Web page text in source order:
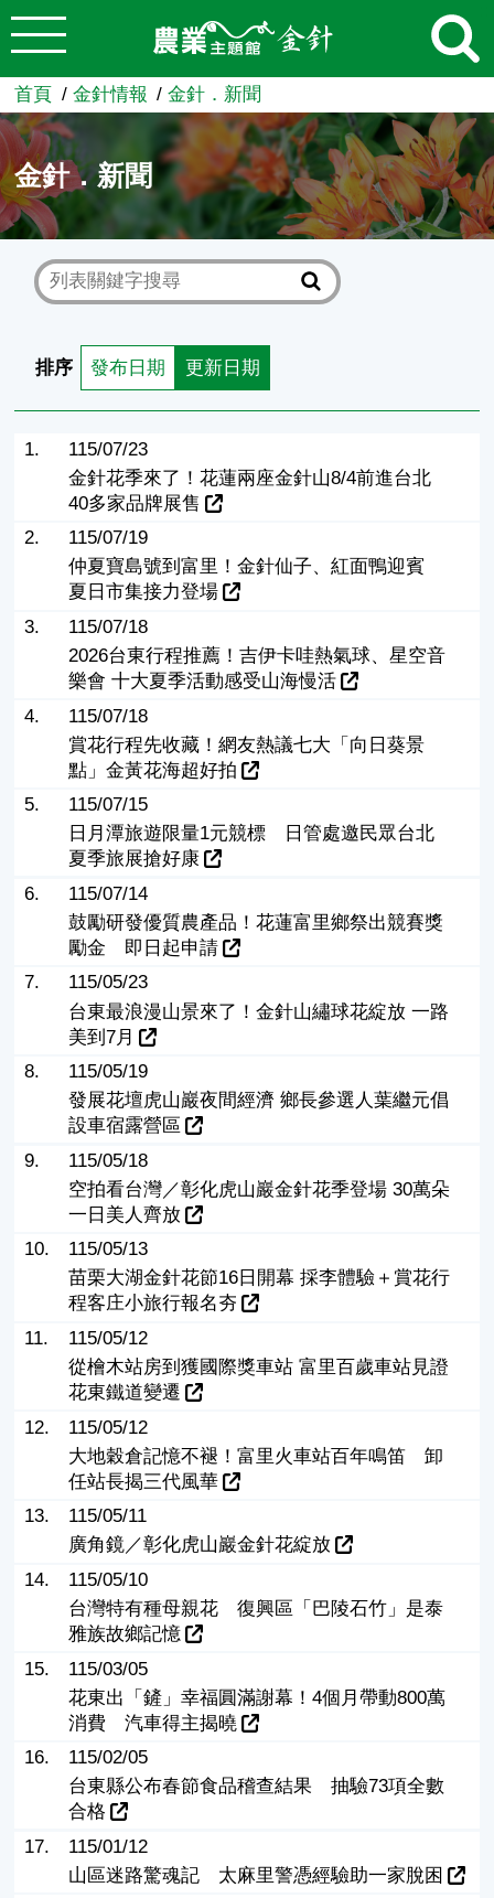
跳到主要內容
農業知識入口網
首頁 金針情報 金針．新聞
金針．新聞
排序 發布日期 更新日期
1.
115/07/23
金針花季來了！花蓮兩座金針山8/4前進台北
40多家品牌展售
2.
115/07/19
仲夏寶島號到富里！金針仙子、紅面鴨迎賓
夏日市集接力登場
3.
115/07/18
2026台東行程推薦！吉伊卡哇熱氣球、星空音
樂會 十大夏季活動感受山海慢活
4.
115/07/18
賞花行程先收藏！網友熱議七大「向日葵景
點」金黃花海超好拍
5.
115/07/15
日月潭旅遊限量1元競標 日管處邀民眾台北
夏季旅展搶好康
6.
115/07/14
鼓勵研發優質農產品！花蓮富里鄉祭出競賽獎
勵金 即日起申請
7.
115/05/23
台東最浪漫山景來了！金針山繡球花綻放 一路
美到7月
8.
115/05/19
發展花壇虎山巖夜間經濟 鄉長參選人葉繼元倡
設車宿露營區
9.
115/05/18
空拍看台灣／彰化虎山巖金針花季登場 30萬朵
一日美人齊放
10.
115/05/13
苗栗大湖金針花節16日開幕 採李體驗＋賞花行
程客庄小旅行報名夯
11.
115/05/12
從檜木站房到獲國際獎車站 富里百歲車站見證
花東鐵道變遷
12.
115/05/12
大地穀倉記憶不褪！富里火車站百年鳴笛 卸
任站長揭三代風華
13.
115/05/11
廣角鏡／彰化虎山巖金針花綻放
14.
115/05/10
台灣特有種母親花 復興區「巴陵石竹」是泰
雅族故鄉記憶
15.
115/03/05
花東出「鏟」幸福圓滿謝幕！4個月帶動800萬
消費 汽車得主揭曉
16.
115/02/05
台東縣公布春節食品稽查結果 抽驗73項全數
合格
17.
115/01/12
山區迷路驚魂記 太麻里警憑經驗助一家脫困